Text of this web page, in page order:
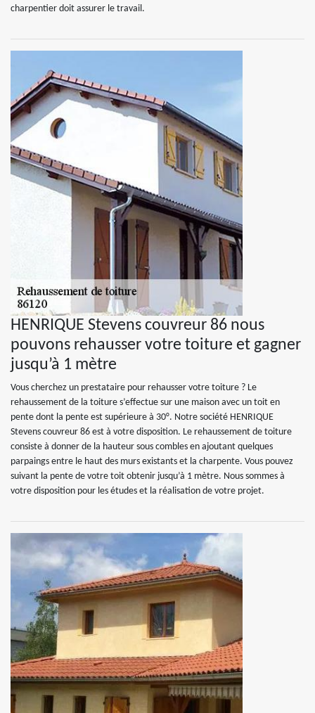
charpentier doit assurer le travail.
HENRIQUE Stevens couvreur 86 nous
pouvons rehausser votre toiture et gagner
jusqu’à 1 mètre
Vous cherchez un prestataire pour rehausser votre toiture ? Le
rehaussement de la toiture s’effectue sur une maison avec un toit en
pente dont la pente est supérieure à 30°. Notre société HENRIQUE
Stevens couvreur 86 est à votre disposition. Le rehaussement de toiture
consiste à donner de la hauteur sous combles en ajoutant quelques
parpaings entre le haut des murs existants et la charpente. Vous pouvez
suivant la pente de votre toit obtenir jusqu’à 1 mètre. Nous sommes à
votre disposition pour les études et la réalisation de votre projet.